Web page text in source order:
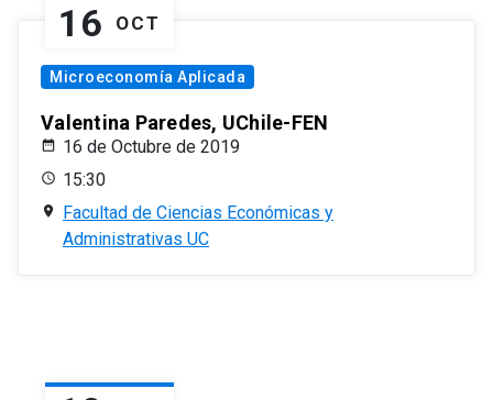
16 OCT
Microeconomía Aplicada
Valentina Paredes, UChile-FEN
16 de Octubre de 2019
15:30
Facultad de Ciencias Económicas y
Administrativas UC